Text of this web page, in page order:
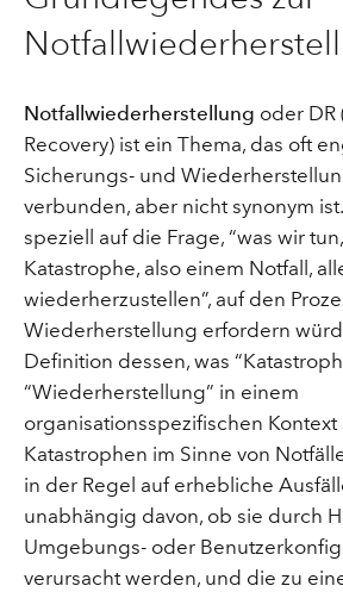
Notfallwiederherstellung oder DR
Recovery) ist ein Thema, das oft
Sicherungs- und
verbunden, aber nicht synonym
speziell auf die Frage, “was wir
Katastrophe, also einem Notfall,
wiederherzustellen”, auf den
Wiederherstellung erfordern
Definition dessen, was
“Wiederherstellung” in einem
organisationsspezifischen
Katastrophen im Sinne von
in der Regel auf erhebliche
unabhängig davon, ob sie durch
Umgebungs- oder
verursacht werden, und die zu